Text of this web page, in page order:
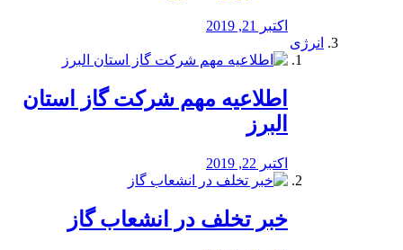
اکتبر 21, 2019
انرژی
️اطلاعیه مهم شرکت گاز استان
البرز
اکتبر 22, 2019
خبر تخلف در انشعاب گاز